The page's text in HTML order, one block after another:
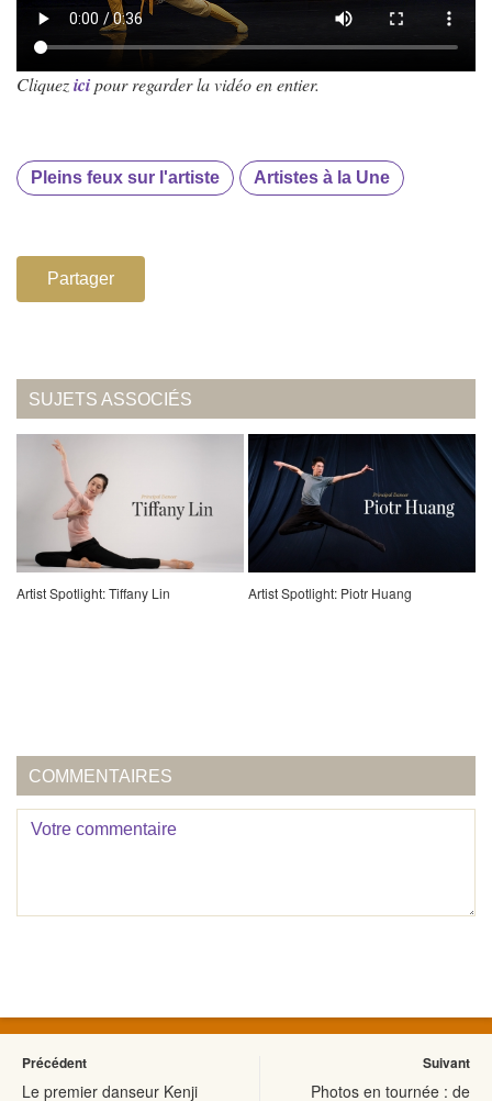
Cliquezicipour regarder la vidéo en entier.
Pleins feux sur l'artiste Artistes à la Une
Partager
SUJETS ASSOCIÉS
Artist Spotlight: Tiffany Lin Artist Spotlight: Piotr Huang
COMMENTAIRES
Précédent
Le premier danseur Kenji
Suivant
Photos en tournée : de